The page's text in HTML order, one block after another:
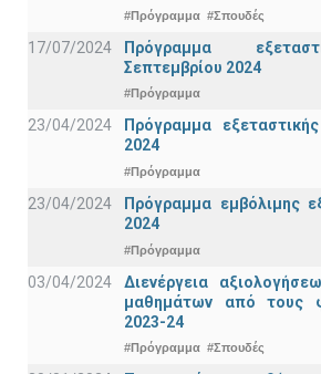
#Πρόγραμμα #Σπουδές
17/07/2024
Πρόγραμμα
Σεπτεμβρίου 2024
#Πρόγραμμα
23/04/2024
Πρόγραμμα
2024
#Πρόγραμμα
23/04/2024
Πρόγραμμα εμβόλιμης
2024
#Πρόγραμμα
03/04/2024
Διενέργεια
μαθημάτων από τους
2023-24
#Πρόγραμμα #Σπουδές